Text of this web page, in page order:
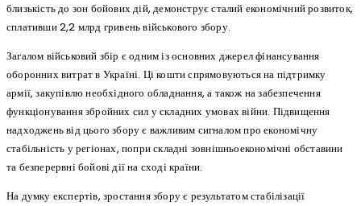
близькість до зон бойових дій, демонструє сталий економічний розвиток,
сплативши 2,2 млрд гривень військового збору.
Загалом військовий збір є одним із основних джерел фінансування
оборонних витрат в Україні. Ці кошти спрямовуються на підтримку
армії, закупівлю необхідного обладнання, а також на забезпечення
функціонування збройних сил у складних умовах війни. Підвищення
надходжень від цього збору є важливим сигналом про економічну
стабільність у регіонах, попри складні зовнішньоекономічні обставини
та безперервні бойові дії на сході країни.
На думку експертів, зростання збору є результатом стабілізації